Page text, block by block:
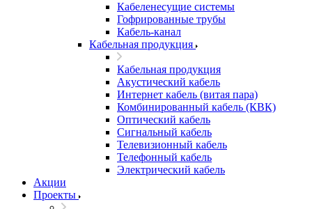
Кабеленесущие системы
Гофрированные трубы
Кабель-канал
Кабельная продукция
Кабельная продукция
Акустический кабель
Интернет кабель (витая пара)
Комбинированный кабель (КВК)
Оптический кабель
Сигнальный кабель
Телевизионный кабель
Телефонный кабель
Электрический кабель
Акции
Проекты